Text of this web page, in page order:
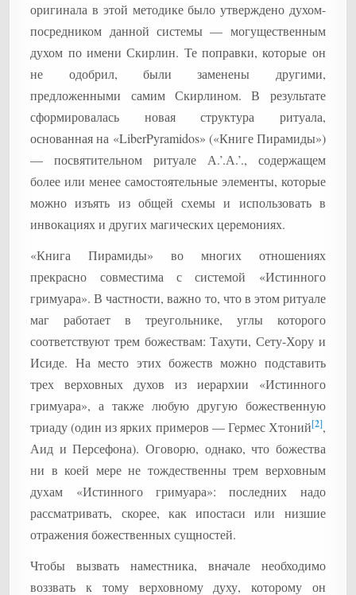
оригинала в этой методике было утверждено духом-
посредником данной системы — могущественным
духом по имени Скирлин. Те поправки, которые он
не одобрил, были заменены другими,
предложенными самим Скирлином. В результате
сформировалась новая структура ритуала,
основанная на «LiberPyramidos» («Книге Пирамиды»)
— посвятительном ритуале А.’.А.’., содержащем
более или менее самостоятельные элементы, которые
можно изъять из общей схемы и использовать в
инвокациях и других магических церемониях.
«Книга Пирамиды» во многих отношениях
прекрасно совместима с системой «Истинного
гримуара». В частности, важно то, что в этом ритуале
маг работает в треугольнике, углы которого
соответствуют трем божествам: Тахути, Сету-Хору и
Исиде. На место этих божеств можно подставить
трех верховных духов из иерархии «Истинного
гримуара», а также любую другую божественную
триаду (один из ярких примеров — Гермес Хтоний[2],
Аид и Персефона). Оговорю, однако, что божества
ни в коей мере не тождественны трем верховным
духам «Истинного гримуара»: последних надо
рассматривать, скорее, как ипостаси или низшие
отражения божественных сущностей.
Чтобы вызвать наместника, вначале необходимо
воззвать к тому верховному духу, которому он